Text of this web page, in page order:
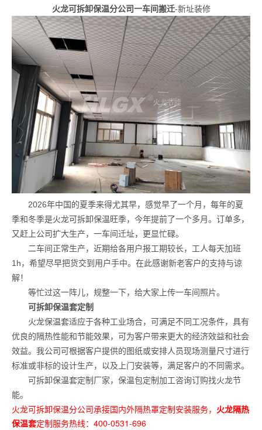
火龙可拆卸保温分公司一车间搬迁-新址装修
2026年中国的夏季来得尤其早，感觉早了一个月，每年的夏
季和冬季是火龙可拆卸保温旺季，今年提前了一个多月。订单多，
又赶上公司扩大生产， 一车间迁址，更显忙碌。
二车间正常生产，近期给各用户报工期较长，工人每天加班
1h，希望尽早把货交到用户手中。在此感谢新老客户的支持与谅
解！
等忙过这一阵儿，规整一下，给大家上传一车间照片。
可拆卸保温套定制
火龙保温套适应于各种工业场合，可满足不同工况条件，具有
优良的隔热性能和节能效果，可为客户带来更大的经济效益和社会
效益。我公司可根据客户提供的图纸或安排人员现场测量尺寸进行
标准或非标的设计生产，以及上门安装等，满足客户的不同需求。
可拆卸保温套定制厂家，保温包定制加工咨询订购找火龙节
能。
火龙可拆卸保温分公司承接国内外隔热罩定制安装服务， 火龙隔热
保温套定制服务热线：400-0531-696